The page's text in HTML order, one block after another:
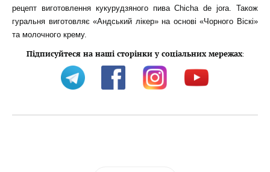
рецепт виготовлення кукурудзяного пива Chicha de jora. Також
гуральня виготовляє «Андський лікер» на основі «Чорного Віскі»
та молочного крему.
Підписуйтеся на наші сторінки у соціальних мережах: